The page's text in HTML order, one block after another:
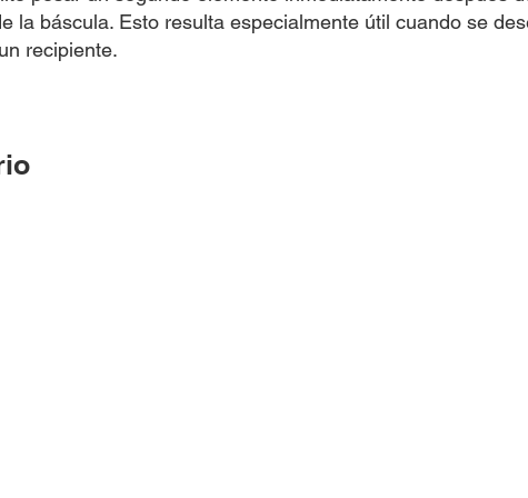
la báscula. Esto resulta especialmente útil cuando se
recipiente.